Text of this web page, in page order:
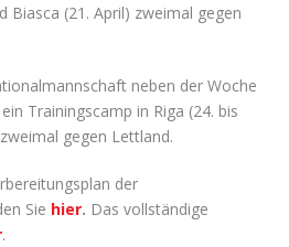
Biasca (21. April) zweimal gegen
neben der Woche
Trainingscamp in Riga (24. bis
gegen Lettland.
der
Sie hier. Das vollständige
.